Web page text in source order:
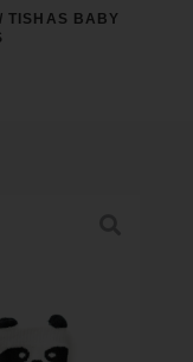
/ TISHAS BABY